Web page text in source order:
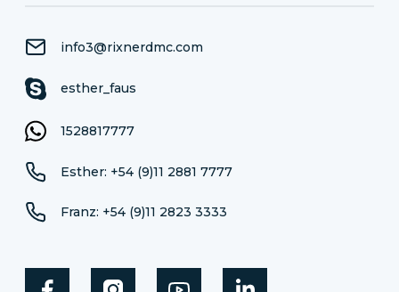
info3@rixnerdmc.com
esther_faus
1528817777
Esther: +54 (9)11 2881 7777
Franz: +54 (9)11 2823 3333